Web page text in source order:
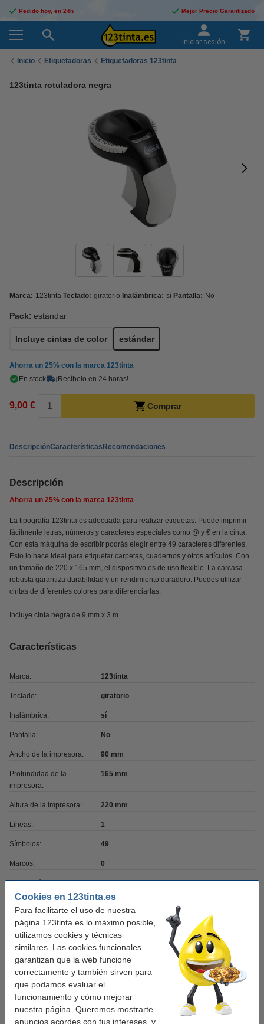
Cookies en 123tinta.es
Para facilitarte el uso de nuestra
página 123tinta.es lo máximo posible,
utilizamos cookies y técnicas
similares. Las cookies funcionales
garantizan que la web funcione
correctamente y también sirven para
que podamos evaluar el
funcionamiento y cómo mejorar
nuestra página. Queremos mostrarte
anuncios acordes con tus intereses, y
Pedido hoy, en 24h Mejor Precio Garantizado
Iniciar sesión
Inicio Etiquetadoras Etiquetadoras 123tinta
123tinta rotuladora negra
Marca: 123tinta Teclado: giratorio Inalámbrica: sí Pantalla: No
Pack: estándar
Incluye cintas de color estándar
Ahorra un 25% con la marca 123tinta
En stock
¡Recíbelo en 24 horas!
9,00 € Comprar
DescripciónCaracterísticasRecomendaciones
Descripción
Ahorra un 25% con la marca 123tinta
La tipografía 123tinta es adecuada para realizar etiquetas. Puede imprimir
fácilmente letras, números y caracteres especiales como @ y € en la cinta.
Con esta máquina de escribir podrás elegir entre 49 caracteres diferentes.
Esto lo hace ideal para etiquetar carpetas, cuadernos y otros artículos. Con
un tamaño de 220 x 165 mm, el dispositivo es de uso flexible. La carcasa
robusta garantiza durabilidad y un rendimiento duradero. Puedes utilizar
cintas de diferentes colores para diferenciarlas.
Incluye cinta negra de 9 mm x 3 m.
Características
Marca: 123tinta
Teclado: giratorio
Inalámbrica: sí
Pantalla: No
Ancho de la impresora: 90 mm
Profundidad de la
impresora:
165 mm
Altura de la impresora: 220 mm
Líneas: 1
Símbolos: 49
Marcos: 0
Resolución: 180
Ancho cinta mín: 9 - 9 mm
Código de barras: no
Impresión móvil: no
Fuente energía:
Estilos impresión: 1